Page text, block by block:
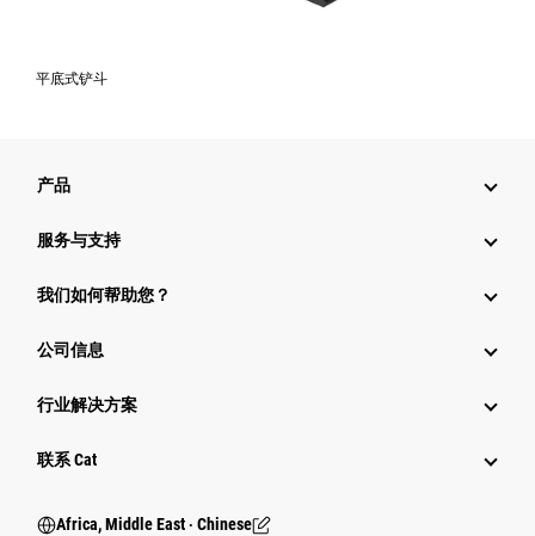
平底式铲斗
产品
服务与支持
我们如何帮助您？
公司信息
行业解决方案
行业
联系 Cat
Africa, Middle East ‧ Chinese